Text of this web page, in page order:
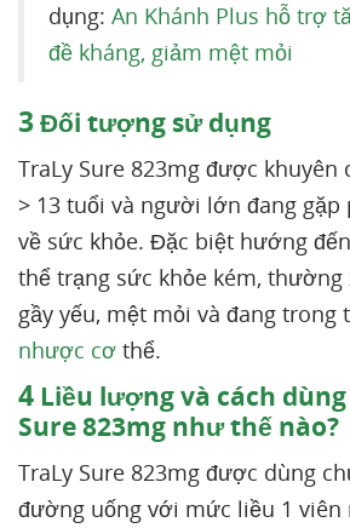
dụng: An Khánh Plus hỗ trợ
đề kháng, giảm mệt mỏi
3Đối tượng sử dụng
TraLy Sure 823mg được khuyên
> 13 tuổi và người lớn đang gặp
về sức khỏe. Đặc biệt hướng
thể trạng sức khỏe kém, thường
gầy yếu, mệt mỏi và đang trong
nhược cơ thể.
4 Liều lượng và cách
Sure 823mg như thế nào?
TraLy Sure 823mg được dùng
đường uống với mức liều 1 viên